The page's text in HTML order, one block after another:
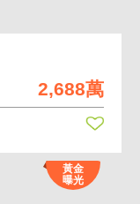
2,688萬
黃金
曝光